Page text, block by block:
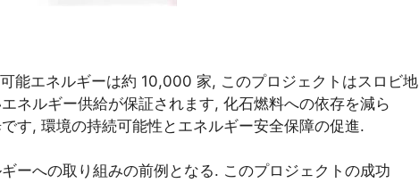
能エネルギーは約 10,000 家, このプロジェクトはスロビ地
ネルギー供給が保証されます, 化石燃料への依存を減ら
す, 環境の持続可能性とエネルギー安全保障の促進.
ーへの取り組みの前例となる. このプロジェクトの成功